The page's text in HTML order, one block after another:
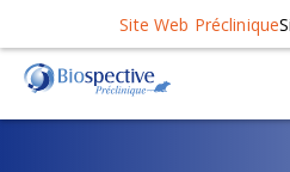
Site Web Préclinique